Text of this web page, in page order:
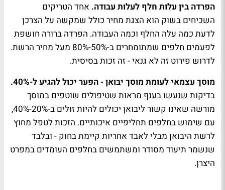
הפרדה בין עלות חלף לעלות עבודה. אחד הטריקים
השכיחים בשוק הוא הצגת מחיר כולל שמקשה על הצרכן
לדעת כמה עלה החלף וכמה העבודה. הפרדה ברורה חושפת
לפעמים חלפים שמתומחרים ב-50%-80% מעל מחיר הרשת.
לדרוש פירוט זה לא גנאי - זה זכות בסיסית.
מוסך עצמאי לעומת מוסך יבואן - הפער יכול להגיע ל-40%.
בדיקות שנעשו בענף מראות שטיפולים שוטפים במוסך
מורשה שאינו קשור ליבואן יכולים להיות זולים ב-20%-40%,
עם שימוש בחלפים תחליפיים איכותיים. הזכות לטפל מחוץ
לרשת היבואן מבלי לאבד אחריות קיימת בחוק - ובלבד
שנשמר תיעוד מסודר ומשתמשים בחלפים העומדים במפרט
היצרן.